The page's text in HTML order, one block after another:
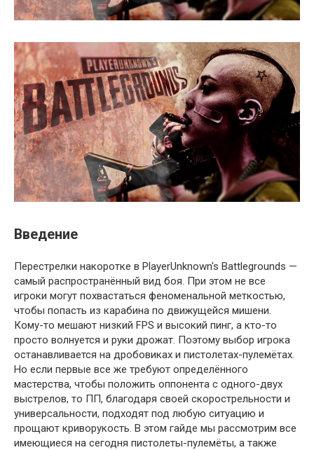
Введение
Перестрелки накоротке в PlayerUnknown's Battlegrounds —
самый распространённый вид боя. При этом не все
игроки могут похвастаться феноменальной меткостью,
чтобы попасть из карабина по движущейся мишени.
Кому-то мешают низкий FPS и высокий пинг, а кто-то
просто волнуется и руки дрожат. Поэтому выбор игрока
останавливается на дробовиках и пистолетах-пулемётах.
Но если первые все же требуют определённого
мастерства, чтобы положить оппонента с одного-двух
выстрелов, то ПП, благодаря своей скорострельности и
универсальности, подходят под любую ситуацию и
прощают криворукость. В этом гайде мы рассмотрим все
имеющиеся на сегодня пистолеты-пулемёты, а также